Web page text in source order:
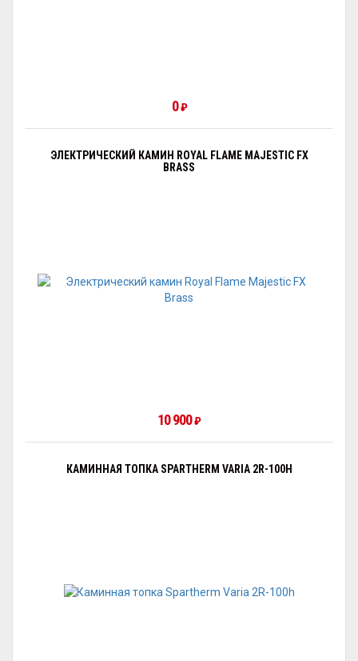
0₽
ЭЛЕКТРИЧЕСКИЙ КАМИН ROYAL FLAME MAJESTIC FX
BRASS
10 900₽
КАМИННАЯ ТОПКА SPARTHERM VARIA 2R-100H